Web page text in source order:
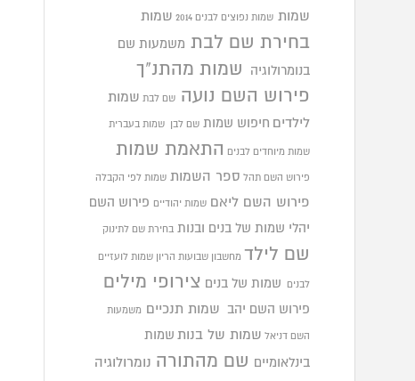
שמות שמות נפוצים לבנים 2014 שמות
בחירת שם לבת משמעות שם
בנומרולוגיה
שמות מהתנ"ך
פירוש השם נועה
שם לבת שמות
לילדים חיפוש שמות שם לבן שמות בעברית
שמות מיוחדים לבנים התאמת שמות
פירוש השם תהל ספר השמות שמות לפי הקבלה
פירוש השם ליאם שמות יהודיים פירוש השם
יהלי שמות של בנים ובנות בחירת שם לתינוק
שם לילד מחשבון שבועות הריון שמות לועזיים
לבנים שמות של בנים צירופי מילים
פירוש השם יהב שמות תנכיים משמעות
השם דניאל שמות של בנות שמות
בינלאומיים שם מהתורה נומרולוגיה